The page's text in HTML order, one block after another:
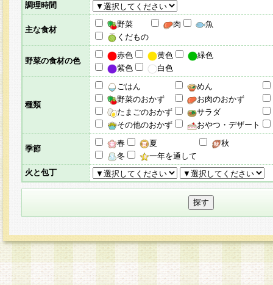
調理時間
主な食材
野菜 肉
魚
くだもの
野菜の食材の色
赤色 黄色
緑色
紫色
白色
種類
ごはん
めん
野菜のおかず
お肉のおかず
たまごのおかず
サラダ
その他のおかず
おやつ・デザート
季節
春 夏
秋
冬
一年を通して
火と包丁